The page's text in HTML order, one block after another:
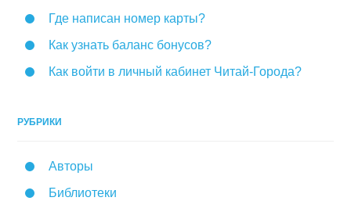
Где написан номер карты?
Как узнать баланс бонусов?
Как войти в личный кабинет Читай-Города?
РУБРИКИ
Авторы
Библиотеки